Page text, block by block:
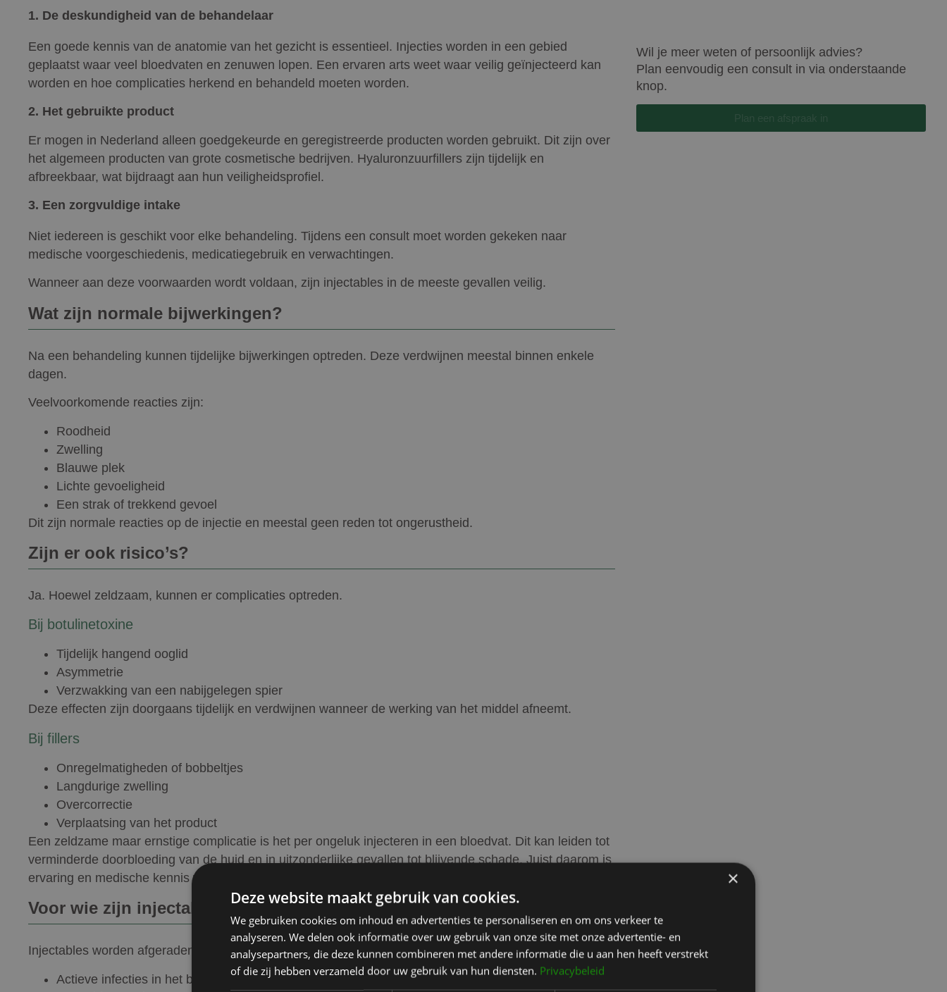
1. De deskundigheid van de behandelaar
Een goede kennis van de anatomie van het gezicht is essentieel. Injecties worden in een gebied
geplaatst waar veel bloedvaten en zenuwen lopen. Een ervaren arts weet waar veilig geïnjecteerd kan
worden en hoe complicaties herkend en behandeld moeten worden.
2. Het gebruikte product
Er mogen in Nederland alleen goedgekeurde en geregistreerde producten worden gebruikt. Dit zijn over
het algemeen producten van grote cosmetische bedrijven. Hyaluronzuurfillers zijn tijdelijk en
afbreekbaar, wat bijdraagt aan hun veiligheidsprofiel.
3. Een zorgvuldige intake
Niet iedereen is geschikt voor elke behandeling. Tijdens een consult moet worden gekeken naar
medische voorgeschiedenis, medicatiegebruik en verwachtingen.
Wanneer aan deze voorwaarden wordt voldaan, zijn injectables in de meeste gevallen veilig.
Wat zijn normale bijwerkingen?
Na een behandeling kunnen tijdelijke bijwerkingen optreden. Deze verdwijnen meestal binnen enkele
dagen.
Veelvoorkomende reacties zijn:
Roodheid
Zwelling
Blauwe plek
Lichte gevoeligheid
Een strak of trekkend gevoel
Dit zijn normale reacties op de injectie en meestal geen reden tot ongerustheid.
Zijn er ook risico’s?
Ja. Hoewel zeldzaam, kunnen er complicaties optreden.
Bij botulinetoxine
Tijdelijk hangend ooglid
Asymmetrie
Verzwakking van een nabijgelegen spier
Deze effecten zijn doorgaans tijdelijk en verdwijnen wanneer de werking van het middel afneemt.
Bij fillers
Onregelmatigheden of bobbeltjes
Langdurige zwelling
Overcorrectie
Verplaatsing van het product
Een zeldzame maar ernstige complicatie is het per ongeluk injecteren in een bloedvat. Dit kan leiden tot
verminderde doorbloeding van de huid en in uitzonderlijke gevallen tot blijvende schade. Juist daarom is
ervaring en medische kennis van groot belang.
Voor wie zijn injectables minder geschikt?
Injectables worden afgeraden of met extra voorzichtigheid toegepast bij:
Actieve infecties in het behandelgebied
Wil je meer weten of persoonlijk advies?
Plan eenvoudig een consult in via onderstaande
knop.
×
Deze website maakt gebruik van cookies.
We gebruiken cookies om inhoud en advertenties te personaliseren en om ons verkeer te
analyseren. We delen ook informatie over uw gebruik van onze site met onze advertentie- en
analysepartners, die deze kunnen combineren met andere informatie die u aan hen heeft verstrekt
of die zij hebben verzameld door uw gebruik van hun diensten. Privacybeleid